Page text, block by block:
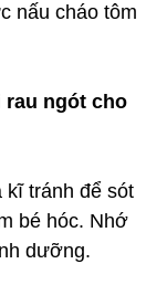
nấu cháo tôm
rau ngót cho
kĩ tránh để sót
bé hóc. Nhớ
dưỡng.